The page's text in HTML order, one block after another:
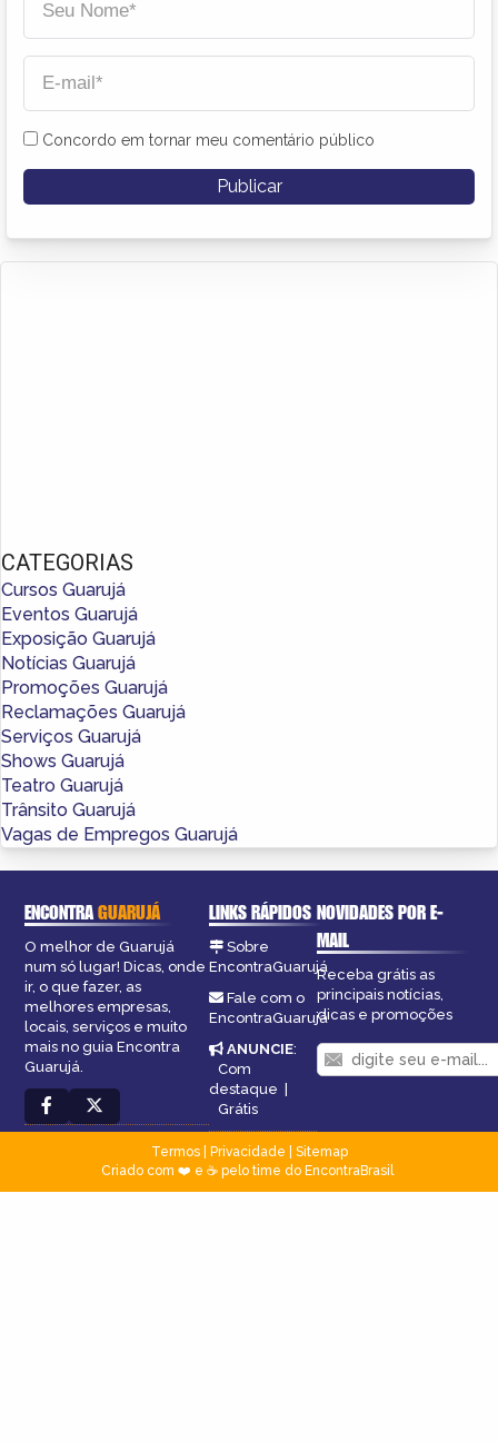
Concordo em tornar meu comentário público
CATEGORIAS
Cursos Guarujá
Eventos Guarujá
Exposição Guarujá
Notícias Guarujá
Promoções Guarujá
Reclamações Guarujá
Serviços Guarujá
Shows Guarujá
Teatro Guarujá
Trânsito Guarujá
Vagas de Empregos Guarujá
ENCONTRAGUARUJÁ
O melhor de Guarujá
num só lugar! Dicas, onde
ir, o que fazer, as
melhores empresas,
locais, serviços e muito
mais no guia Encontra
Guarujá.
LINKS RÁPIDOS
Sobre
EncontraGuarujá
Fale com o
EncontraGuarujá
ANUNCIE:
Com
destaque
Grátis
NOVIDADES POR E-
MAIL
Receba grátis as
principais notícias,
dicas e promoções
Termos| Privacidade
Sitemap
Criado com ❤️ e ☕ pelo time do EncontraBrasil